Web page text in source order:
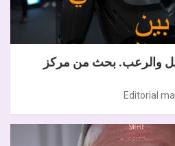
والرعب. بحث من مركز
Editorial